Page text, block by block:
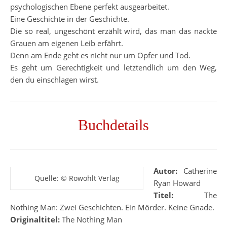
psychologischen Ebene perfekt ausgearbeitet.
Eine Geschichte in der Geschichte.
Die so real, ungeschönt erzählt wird, das man das nackte
Grauen am eigenen Leib erfährt.
Denn am Ende geht es nicht nur um Opfer und Tod.
Es geht um Gerechtigkeit und letztendlich um den Weg,
den du einschlagen wirst.
Buchdetails
Quelle: © Rowohlt Verlag
Autor: Catherine
Ryan Howard
Titel: The
Nothing Man: Zwei Geschichten. Ein Mörder. Keine Gnade.
Originaltitel: The Nothing Man